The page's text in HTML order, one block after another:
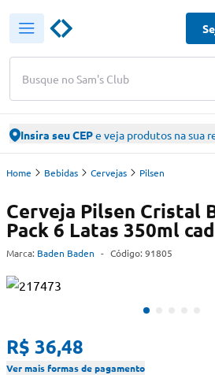
Busque no Sam's Club
Insira seu CEPe veja produtos na sua
Home Bebidas Cervejas Pilsen
Cerveja Pilsen Cristal
Pack 6 Latas 350ml
Marca: Baden Baden - Código: 91805
R$ 36,48
Ver mais formas de pagamento